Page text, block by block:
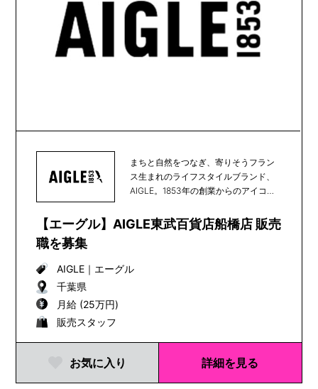
まちと自然をつなぎ、寄りそうフラン
ス生まれのライフスタイルブランド、
AIGLE。1853年の創業からのアイコン
【エーグル】AIGLE東武百貨店船橋店 販売
職を募集
AIGLE｜ エーグル
千葉県
月給 (25万円)
販売スタッフ
お気に入り 詳細を見る